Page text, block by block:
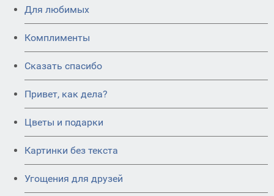
Для любимых
Комплименты
Сказать спасибо
Привет, как дела?
Цветы и подарки
Картинки без текста
Угощения для друзей